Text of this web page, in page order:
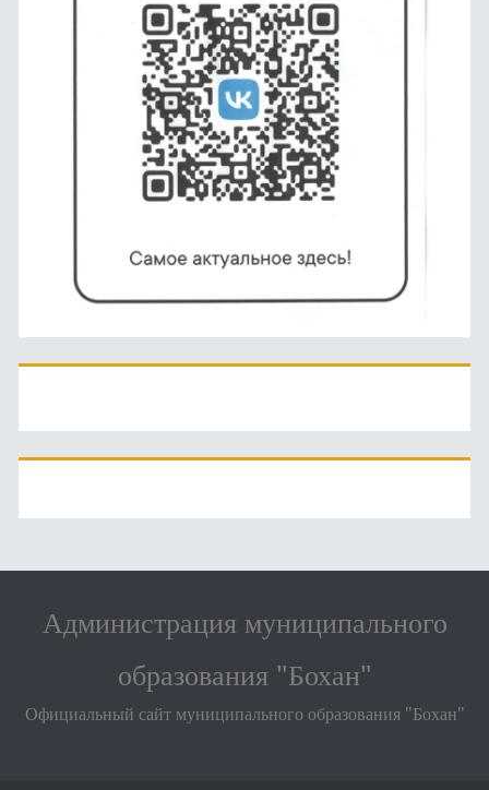
Администрация муниципального
образования "Бохан"
Официальный сайт муниципального образования "Бохан"